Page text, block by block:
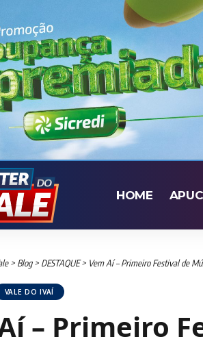
HOME
> Blog> DESTAQUE> Vem Aí – Primeiro Festival de
VALE DO IVAÍ
– Primeiro